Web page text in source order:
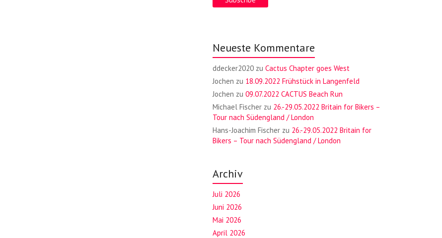
Neueste Kommentare
ddecker2020 zuCactus Chapter goes West
Jochen zu 18.09.2022 Frühstück in Langenfeld
Jochen zu09.07.2022 CACTUS Beach Run
Michael Fischer zu 26.-29.05.2022 Britain for Bikers –
Tour nach Südengland / London
Hans-Joachim Fischer zu 26.-29.05.2022 Britain for
Bikers – Tour nach Südengland / London
Archiv
Juli 2026
Juni 2026
Mai 2026
April 2026